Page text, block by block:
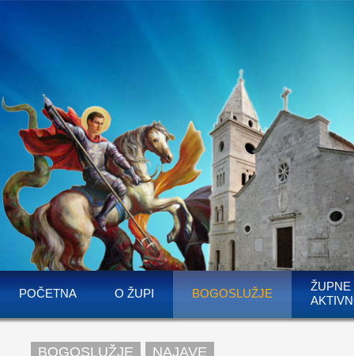
POČETNA O ŽUPI BOGOSLUŽJE
ŽUPNE
BOGOSLUŽJE NAJAVE